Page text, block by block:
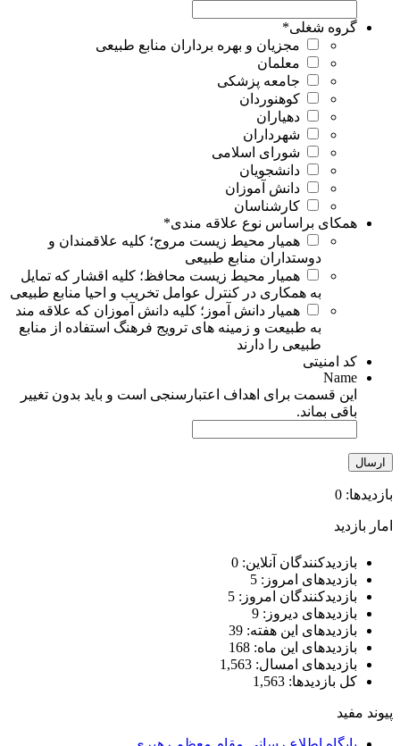
گروه شغلی*
مجزیان و بهره برداران منابع طبیعی
معلمان
جامعه پزشکی
کوهنوردان
دهیاران
شهرداران
شورای اسلامی
دانشجویان
دانش آموزان
کارشناسان
همکای براساس نوع علاقه مندی*
همیار محیط زیست مروج؛ کلیه علاقمندان و
دوستداران منابع طبیعی
همیار محیط زیست محافظ؛ کلیه اقشار که تمایل
به همکاری در کنترل عوامل تخریب و احیا منابع طبیعی
همیار دانش آموز؛ کلیه دانش آموزان که علاقه مند
به طبیعت و زمینه های ترویج فرهنگ استفاده از منابع
طبیعی را دارند
کد امنیتی
Name
این قسمت برای اهداف اعتبارسنجی است و باید بدون تغییر
باقی بماند.
بازدیدها: 0
امار بازدید
بازدیدکنندگان آنلاین: 0
بازدیدهای امروز: 5
بازدیدکنندگان امروز: 5
بازدیدهای دیروز: 9
بازدیدهای این هفته: 39
بازدیدهای این ماه: 168
بازدیدهای امسال: 1,563
کل بازدیدها: 1,563
پیوند مفید